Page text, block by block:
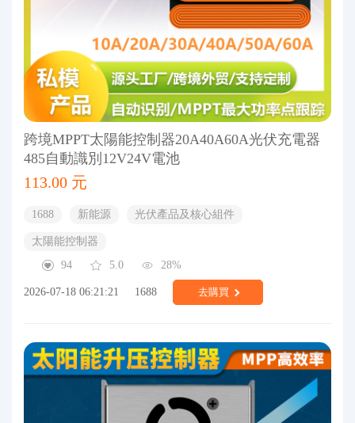
跨境MPPT太陽能控制器20A40A60A光伏充電器
485自動識別12V24V電池
113.00 元
1688 新能源 光伏產品及核心組件
太陽能控制器
94
5.0 28%
2026-07-18 06:21:21 1688 去購買